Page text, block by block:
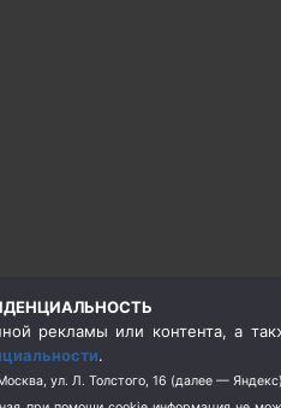
рекламы или контента, а
.
ул. Л. Толстого, 16 (далее —